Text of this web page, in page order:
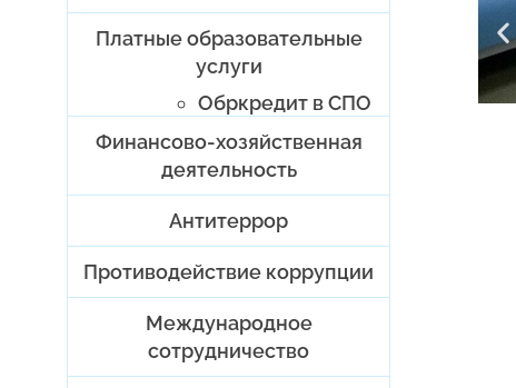
Платные образовательные
услуги
Обркредит в СПО
Финансово-хозяйственная
деятельность
Антитеррор
Противодействие коррупции
Международное
сотрудничество